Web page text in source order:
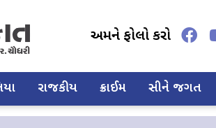
અમને ફોલો કરો
રાજકીય ક્રાઈમ સીને જગત